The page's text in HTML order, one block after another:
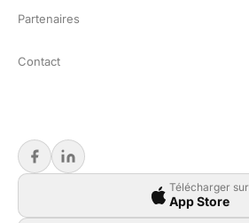
Partenaires
Contact
Télécharger sur
App Store